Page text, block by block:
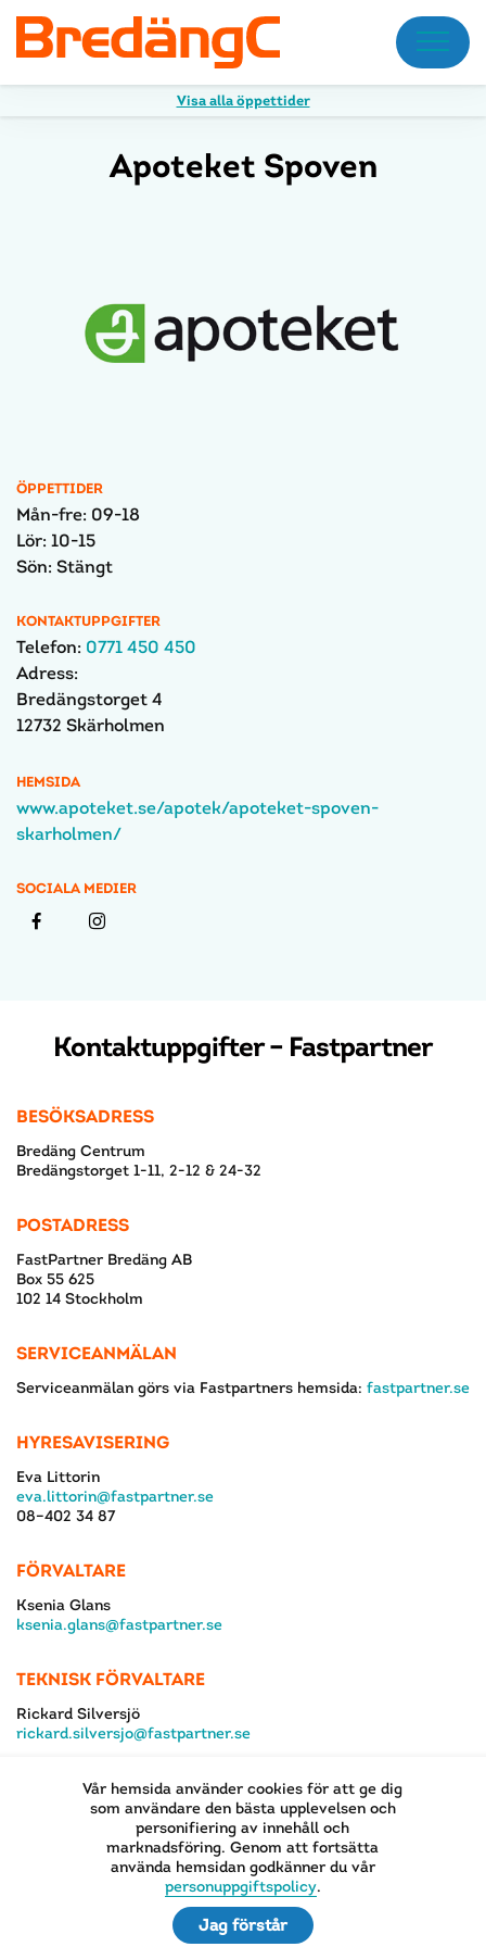
Meny
Visa alla öppettider
Apoteket Spoven
ÖPPETTIDER
Mån-fre: 09-18
Lör: 10-15
Sön: Stängt
KONTAKTUPPGIFTER
Telefon: 0771 450 450
Adress:
Bredängstorget 4
12732 Skärholmen
HEMSIDA
www.apoteket.se/apotek/apoteket-spoven-
skarholmen/
SOCIALA MEDIER
Kontaktuppgifter – Fastpartner
BESÖKSADRESS
Bredäng Centrum
Bredängstorget 1-11, 2-12 & 24-32
POSTADRESS
FastPartner Bredäng AB
Box 55 625
102 14 Stockholm
SERVICEANMÄLAN
Serviceanmälan görs via Fastpartners hemsida: fastpartner.se
HYRESAVISERING
Eva Littorin
eva.littorin@fastpartner.se
08–402 34 87
FÖRVALTARE
Ksenia Glans
ksenia.glans@fastpartner.se
TEKNISK FÖRVALTARE
Rickard Silversjö
rickard.silversjo@fastpartner.se
EN DEL AV
Vår hemsida använder cookies för att ge dig
som användare den bästa upplevelsen och
personifiering av innehåll och
marknadsföring. Genom att fortsätta
använda hemsidan godkänner du vår
personuppgiftspolicy.
Jag förstår